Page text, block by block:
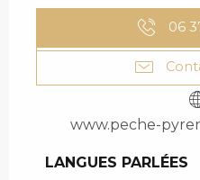
06
www.peche-
LANGUES PARLÉES
LANGUES PARLÉES